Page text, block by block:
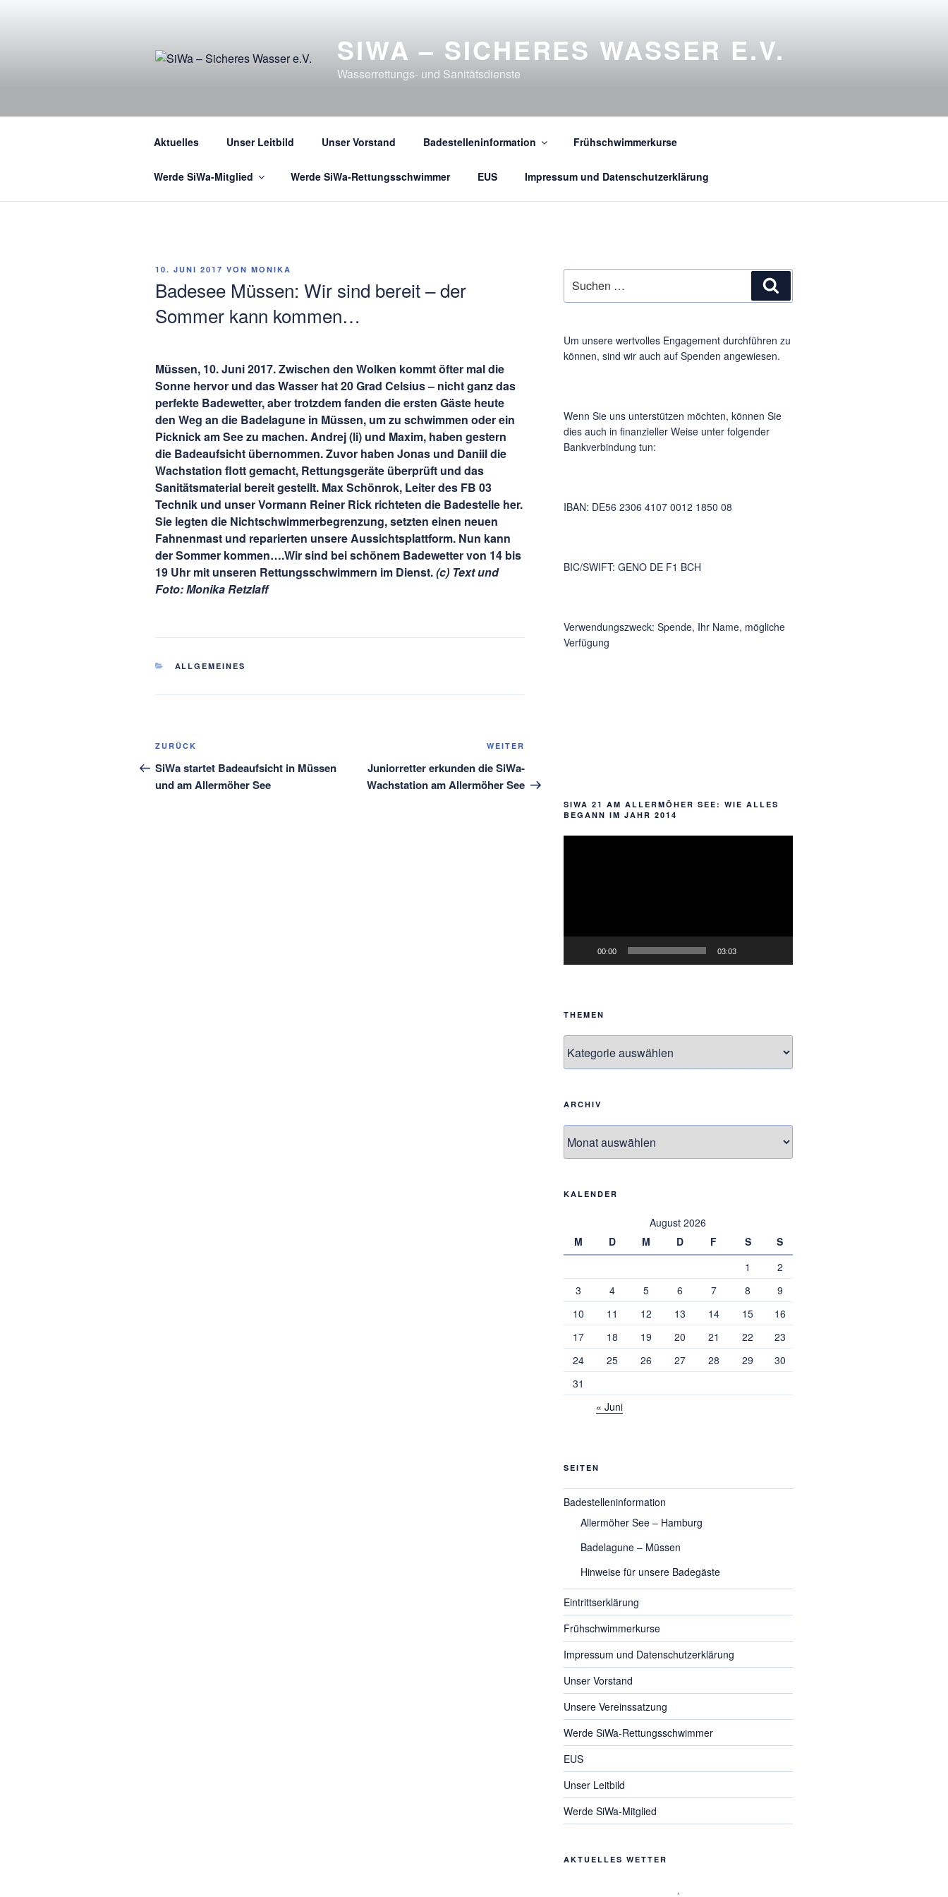
SIWA – SICHERES WASSER E.V.
Wasserrettungs- und Sanitätsdienste
Aktuelles Unser Leitbild Unser Vorstand Badestelleninformation Frühschwimmerkurse
Werde SiWa-Mitglied Werde SiWa-Rettungsschwimmer EUS Impressum und Datenschutzerklärung
VERÖFFENTLICHT
10. JUNI 2017 VON MONIKA
Badesee Müssen: Wir sind bereit – der
Sommer kann kommen…
Müssen, 10. Juni 2017. Zwischen den Wolken kommt öfter mal die
Sonne hervor und das Wasser hat 20 Grad Celsius – nicht ganz das
perfekte Badewetter, aber trotzdem fanden die ersten Gäste heute
den Weg an die Badelagune in Müssen, um zu schwimmen oder ein
Picknick am See zu machen. Andrej (li) und Maxim, haben gestern
die Badeaufsicht übernommen. Zuvor haben Jonas und Daniil die
Wachstation flott gemacht, Rettungsgeräte überprüft und das
Sanitätsmaterial bereit gestellt. Max Schönrok, Leiter des FB 03
Technik und unser Vormann Reiner Rick richteten die Badestelle her.
Sie legten die Nichtschwimmerbegrenzung, setzten einen neuen
Fahnenmast und reparierten unsere Aussichtsplattform. Nun kann
der Sommer kommen….Wir sind bei schönem Badewetter von 14 bis
19 Uhr mit unseren Rettungsschwimmern im Dienst.(c) Text und
Foto: Monika Retzlaff
KATEGORIEN
ALLGEMEINES
Beitragsnavigation
Vorheriger
Beitrag
ZURÜCK
SiWa startet Badeaufsicht in Müssen
und am Allermöher See
Beitrag
WEITER
Juniorretter erkunden die SiWa-
Wachstation am Allermöher See
nach:
Um unsere wertvolles Engagement durchführen zu
können, sind wir auch auf Spenden angewiesen.
Wenn Sie uns unterstützen möchten, können Sie
dies auch in finanzieller Weise unter folgender
Bankverbindung tun:
IBAN: DE56 2306 4107 0012 1850 08
BIC/SWIFT: GENO DE F1 BCH
Verwendungszweck: Spende, Ihr Name, mögliche
Verfügung
SIWA 21 AM ALLERMÖHER SEE: WIE ALLES
BEGANN IM JAHR 2014
00:00 03:03
THEMEN
ARCHIV
KALENDER
August 2026
M
D M D F S
S
1
2
3
4 5 6 7 8
9
10
11 12 13 14 15
16
17
18 19 20 21 22
23
24
25 26 27 28 29
30
31
« Juni
SEITEN
Badestelleninformation
Allermöher See – Hamburg
Badelagune – Müssen
Hinweise für unsere Badegäste
Eintrittserklärung
Frühschwimmerkurse
Impressum und Datenschutzerklärung
Unser Vorstand
Unsere Vereinssatzung
Werde SiWa-Rettungsschwimmer
EUS
Unser Leitbild
Werde SiWa-Mitglied
AKTUELLES WETTER
,